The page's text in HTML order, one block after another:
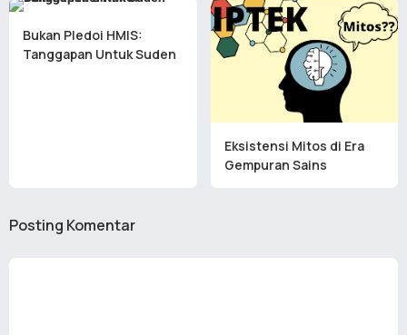
Bukan Pledoi HMIS:
Tanggapan Untuk Suden
Eksistensi Mitos di Era
Gempuran Sains
Posting Komentar